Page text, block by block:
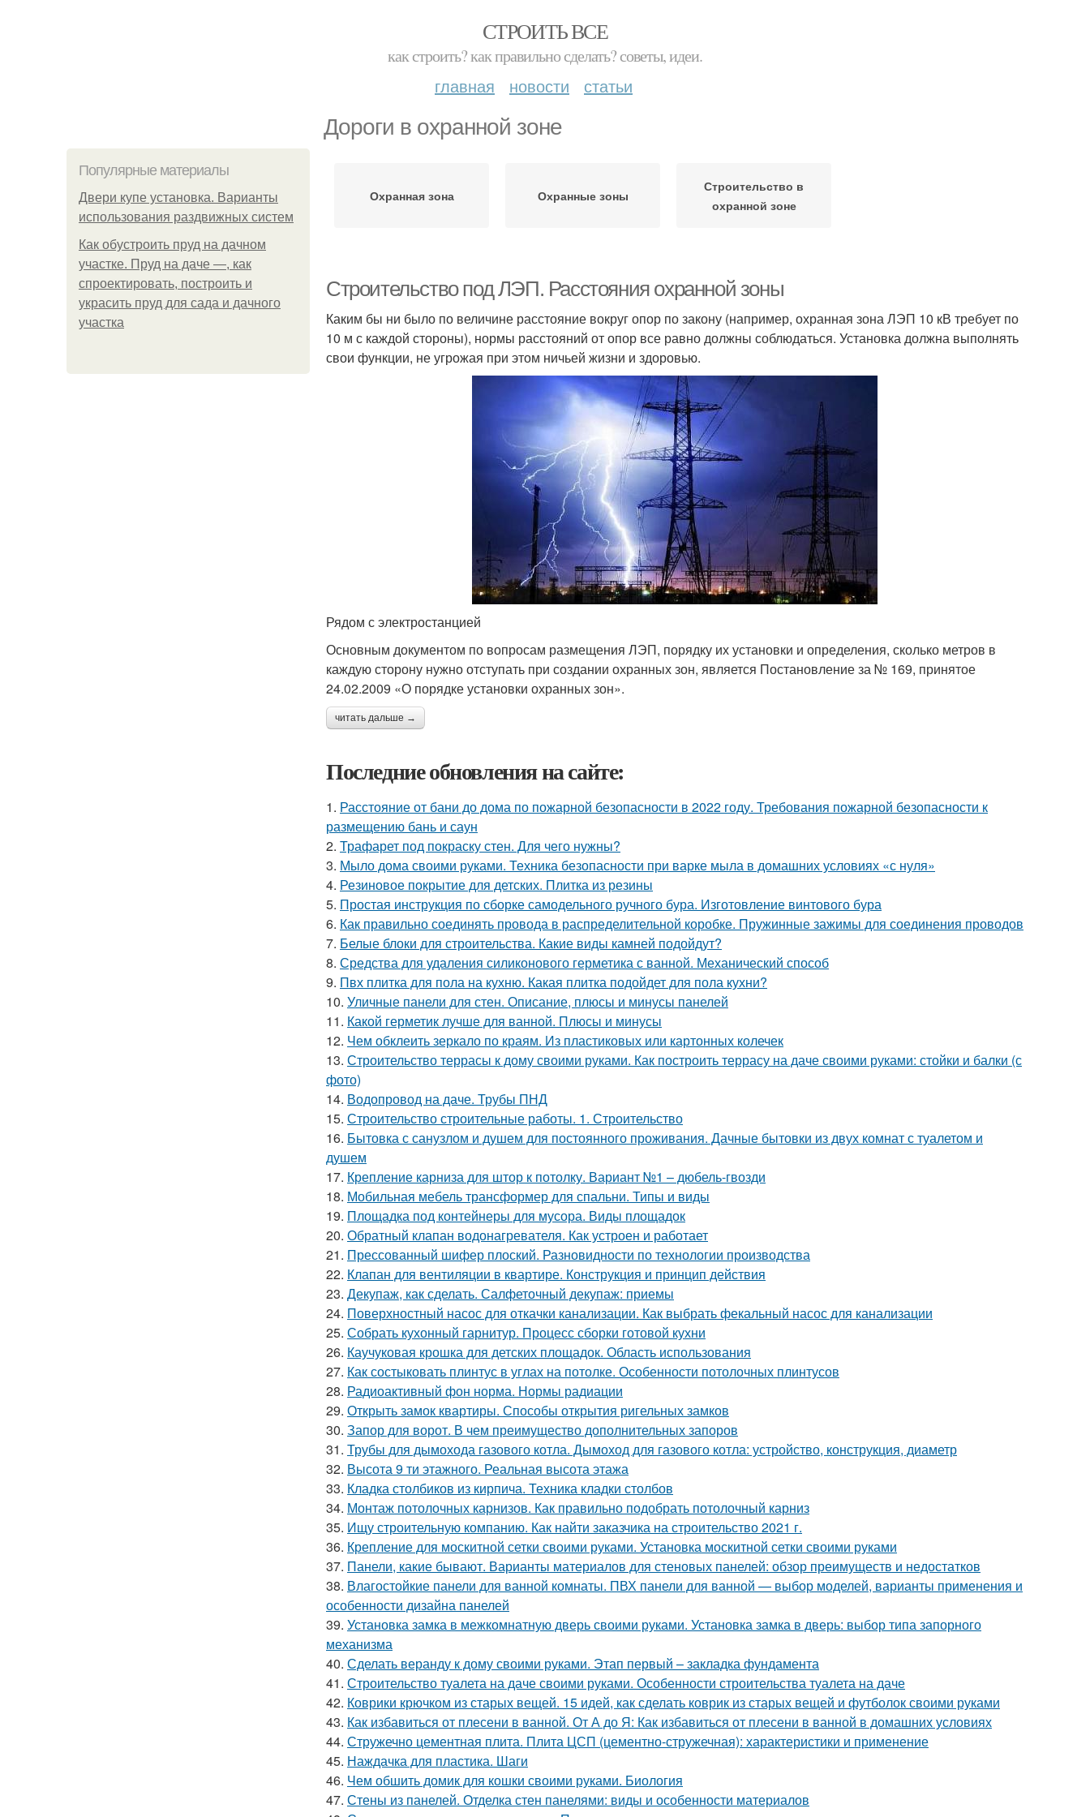
СТРОИТЬ ВСЕ
как строить? как правильно сделать? советы, идеи.
главная новости статьи
Дороги в охранной зоне
Популярные материалы
Двери купе установка. Варианты
использования раздвижных систем
Как обустроить пруд на дачном
участке. Пруд на даче —, как
спроектировать, построить и
украсить пруд для сада и дачного
участка
Охранная зона Охранные зоны
Строительство в
охранной зоне
Строительство под ЛЭП. Расстояния охранной зоны
Каким бы ни было по величине расстояние вокруг опор по закону (например, охранная зона ЛЭП 10 кВ требует по
10 м с каждой стороны), нормы расстояний от опор все равно должны соблюдаться. Установка должна выполнять
свои функции, не угрожая при этом ничьей жизни и здоровью.
Рядом с электростанцией
Основным документом по вопросам размещения ЛЭП, порядку их установки и определения, сколько метров в
каждую сторону нужно отступать при создании охранных зон, является Постановление за № 169, принятое
24.02.2009 «О порядке установки охранных зон».
читать дальше →
Последние обновления на сайте:
1. Расстояние от бани до дома по пожарной безопасности в 2022 году. Требования пожарной безопасности к
размещению бань и саун
2. Трафарет под покраску стен. Для чего нужны?
3. Мыло дома своими руками. Техника безопасности при варке мыла в домашних условиях «с нуля»
4. Резиновое покрытие для детских. Плитка из резины
5. Простая инструкция по сборке самодельного ручного бура. Изготовление винтового бура
6. Как правильно соединять провода в распределительной коробке. Пружинные зажимы для соединения проводов
7. Белые блоки для строительства. Какие виды камней подойдут?
8. Средства для удаления силиконового герметика с ванной. Механический способ
9. Пвх плитка для пола на кухню. Какая плитка подойдет для пола кухни?
10. Уличные панели для стен. Описание, плюсы и минусы панелей
11. Какой герметик лучше для ванной. Плюсы и минусы
12. Чем обклеить зеркало по краям. Из пластиковых или картонных колечек
13. Строительство террасы к дому своими руками. Как построить террасу на даче своими руками: стойки и балки (с
фото)
14. Водопровод на даче. Трубы ПНД
15. Строительство строительные работы. 1. Строительство
16. Бытовка с санузлом и душем для постоянного проживания. Дачные бытовки из двух комнат с туалетом и
душем
17. Крепление карниза для штор к потолку. Вариант №1 – дюбель-гвозди
18. Мобильная мебель трансформер для спальни. Типы и виды
19. Площадка под контейнеры для мусора. Виды площадок
20. Обратный клапан водонагревателя. Как устроен и работает
21. Прессованный шифер плоский. Разновидности по технологии производства
22. Клапан для вентиляции в квартире. Конструкция и принцип действия
23. Декупаж, как сделать. Салфеточный декупаж: приемы
24. Поверхностный насос для откачки канализации. Как выбрать фекальный насос для канализации
25. Собрать кухонный гарнитур. Процесс сборки готовой кухни
26. Каучуковая крошка для детских площадок. Область использования
27. Как состыковать плинтус в углах на потолке. Особенности потолочных плинтусов
28. Радиоактивный фон норма. Нормы радиации
29. Открыть замок квартиры. Способы открытия ригельных замков
30. Запор для ворот. В чем преимущество дополнительных запоров
31. Трубы для дымохода газового котла. Дымоход для газового котла: устройство, конструкция, диаметр
32. Высота 9 ти этажного. Реальная высота этажа
33. Кладка столбиков из кирпича. Техника кладки столбов
34. Монтаж потолочных карнизов. Как правильно подобрать потолочный карниз
35. Ищу строительную компанию. Как найти заказчика на строительство 2021 г.
36. Крепление для москитной сетки своими руками. Установка москитной сетки своими руками
37. Панели, какие бывают. Варианты материалов для стеновых панелей: обзор преимуществ и недостатков
38. Влагостойкие панели для ванной комнаты. ПВХ панели для ванной — выбор моделей, варианты применения и
особенности дизайна панелей
39. Установка замка в межкомнатную дверь своими руками. Установка замка в дверь: выбор типа запорного
механизма
40. Сделать веранду к дому своими руками. Этап первый – закладка фундамента
41. Строительство туалета на даче своими руками. Особенности строительства туалета на даче
42. Коврики крючком из старых вещей. 15 идей, как сделать коврик из старых вещей и футболок своими руками
43. Как избавиться от плесени в ванной. От А до Я: Как избавиться от плесени в ванной в домашних условиях
44. Стружечно цементная плита. Плита ЦСП (цементно-стружечная): характеристики и применение
45. Наждачка для пластика. Шаги
46. Чем обшить домик для кошки своими руками. Биология
47. Стены из панелей. Отделка стен панелями: виды и особенности материалов